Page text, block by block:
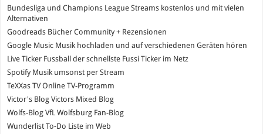
Bundesliga und Champions League Streams kostenlos und mit vielen
Alternativen
Goodreads Bücher Community + Rezensionen
Google Music Musik hochladen und auf verschiedenen Geräten hören
Live Ticker Fussball
der schnellste Fussi Ticker im Netz
SpotifyMusik umsonst per Stream
TeXXas TVOnline TV-Programm
Victor's Blog Victors Mixed Blog
Wolfs-Blog VfL Wolfsburg Fan-Blog
WunderlistTo-Do Liste im Web